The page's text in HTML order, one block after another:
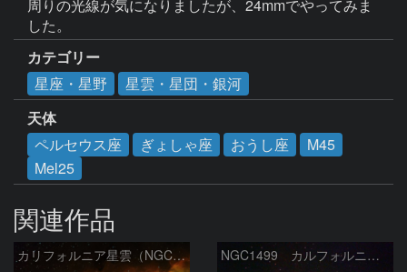
周りの光線が気になりましたが、24mmでやってみま
した。
カテゴリー
星座・星野
星雲・星団・銀河
天体
ペルセウス座
ぎょしゃ座 おうし座
M45
Mel25
関連作品
カリフォルニア星雲（NGC 1499） NGC1499 カルフォルニア星雲